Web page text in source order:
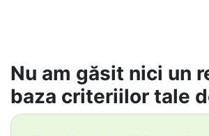
Nu am găsit nici un
baza criteriilor tale